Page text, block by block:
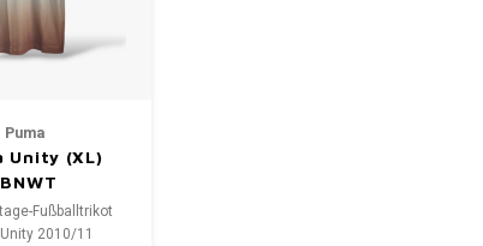
Puma
Unity (XL)
Fußballtrikot
2010/11